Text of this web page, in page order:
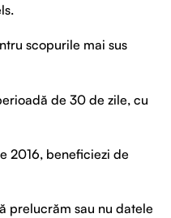
scopurile mai sus
de 30 de zile, cu
2016, beneficiezi de
prelucrăm sau nu datele